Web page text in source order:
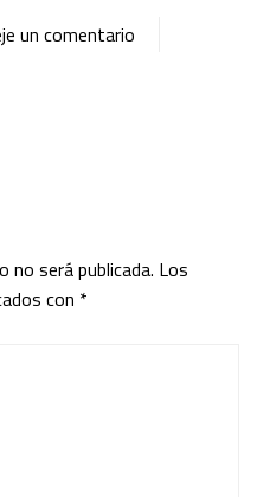
un comentario
no será publicada. Los
con *